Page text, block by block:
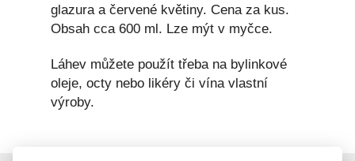
glazura a červené květiny. Cena za kus.
Obsah cca 600 ml. Lze mýt v myčce.
Láhev můžete použít třeba na bylinkové
oleje, octy nebo likéry či vína vlastní
výroby.